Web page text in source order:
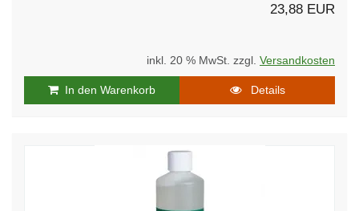
23,88 EUR
inkl. 20 % MwSt. zzgl. Versandkosten
In den Warenkorb Details